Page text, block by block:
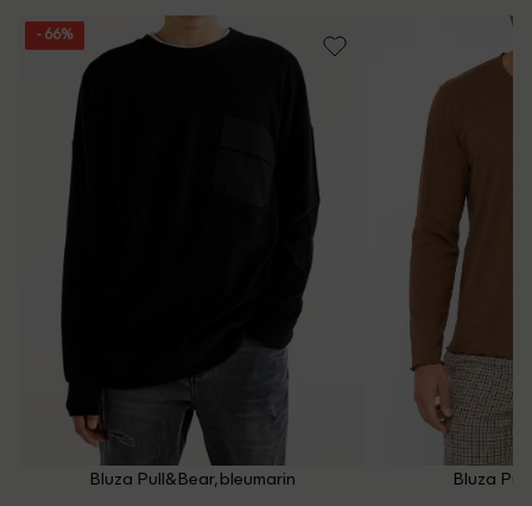
contact@outletmag.ro
Intrebari frecvente
- 66%
Bluza Pull&Bear, bleumarin Bluza